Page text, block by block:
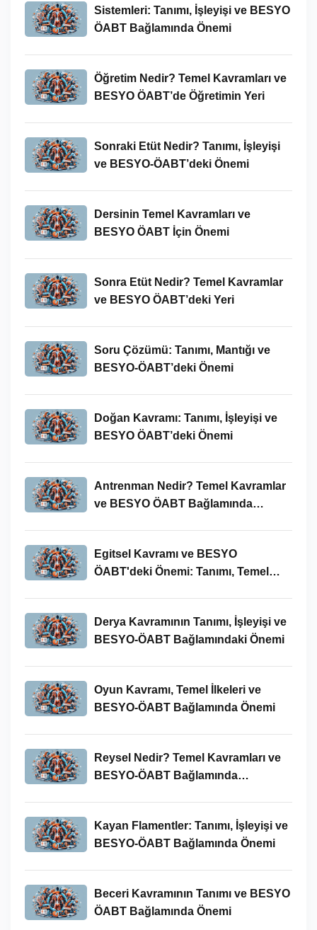
Sistemleri: Tanımı, İşleyişi ve BESYO
ÖABT Bağlamında Önemi
Öğretim Nedir? Temel Kavramları ve
BESYO ÖABT’de Öğretimin Yeri
Sonraki Etüt Nedir? Tanımı, İşleyişi
ve BESYO-ÖABT’deki Önemi
Dersinin Temel Kavramları ve
BESYO ÖABT İçin Önemi
Sonra Etüt Nedir? Temel Kavramlar
ve BESYO ÖABT’deki Yeri
Soru Çözümü: Tanımı, Mantığı ve
BESYO-ÖABT’deki Önemi
Doğan Kavramı: Tanımı, İşleyişi ve
BESYO ÖABT’deki Önemi
Antrenman Nedir? Temel Kavramlar
ve BESYO ÖABT Bağlamında
Egitsel Kavramı ve BESYO
ÖABT'deki Önemi: Tanımı, Temel
Derya Kavramının Tanımı, İşleyişi ve
BESYO-ÖABT Bağlamındaki Önemi
Oyun Kavramı, Temel İlkeleri ve
BESYO-ÖABT Bağlamında Önemi
Reysel Nedir? Temel Kavramları ve
BESYO-ÖABT Bağlamında
Kayan Flamentler: Tanımı, İşleyişi ve
BESYO-ÖABT Bağlamında Önemi
Beceri Kavramının Tanımı ve BESYO
ÖABT Bağlamında Önemi